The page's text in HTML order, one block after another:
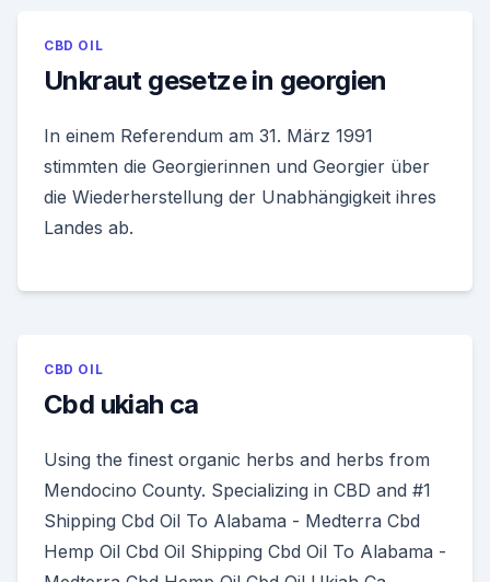
CBD OIL
Unkraut gesetze in georgien
In einem Referendum am 31. März 1991
stimmten die Georgierinnen und Georgier über
die Wiederherstellung der Unabhängigkeit ihres
Landes ab.
CBD OIL
Cbd ukiah ca
Using the finest organic herbs and herbs from
Mendocino County. Specializing in CBD and #1
Shipping Cbd Oil To Alabama - Medterra Cbd
Hemp Oil Cbd Oil Shipping Cbd Oil To Alabama -